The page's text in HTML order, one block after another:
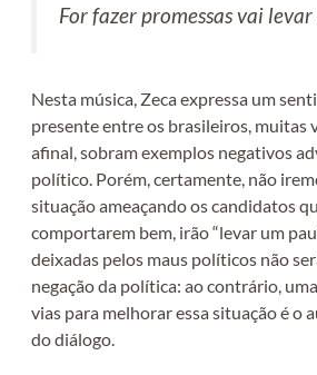
For fazer promessas vai
Nesta música, Zeca expressa um
presente entre os brasileiros, muitas
afinal, sobram exemplos negativos
político. Porém, certamente, não
situação ameaçando os candidatos
comportarem bem, irão “levar um
deixadas pelos maus políticos não
negação da política: ao contrário,
vias para melhorar essa situação é o
do diálogo.